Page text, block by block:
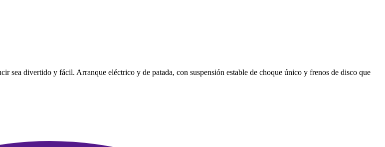
sea divertido y fácil. Arranque eléctrico y de patada, con suspensión estable de choque único y frenos de disco que